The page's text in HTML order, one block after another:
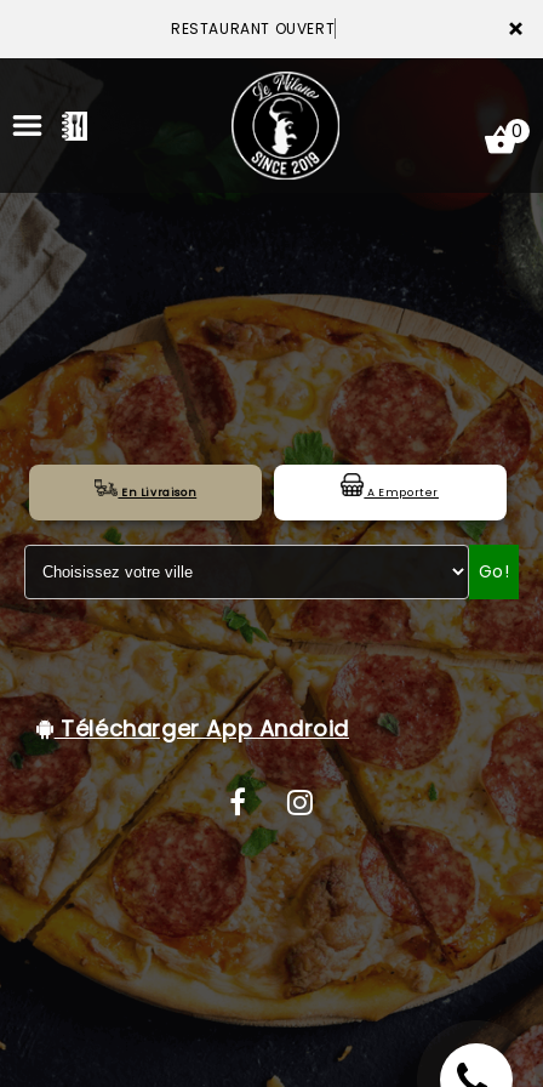
×
RESTAURANT OUVERT
ACCUEIL
LA CARTE
VOTRE COMPTE
NOTRE RESTAURANT
VOS AVIS
MENTIONS LÉGALES
C.G.V
0
En Livraison A Emporter
Go!
Télécharger App Android